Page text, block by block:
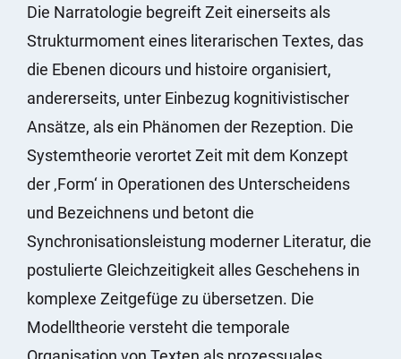
Die Narratologie begreift Zeit einerseits als
Strukturmoment eines literarischen Textes, das
die Ebenen dicours und histoire organisiert,
andererseits, unter Einbezug kognitivistischer
Ansätze, als ein Phänomen der Rezeption. Die
Systemtheorie verortet Zeit mit dem Konzept
der ‚Form‘ in Operationen des Unterscheidens
und Bezeichnens und betont die
Synchronisationsleistung moderner Literatur, die
postulierte Gleichzeitigkeit alles Geschehens in
komplexe Zeitgefüge zu übersetzen. Die
Modelltheorie versteht die temporale